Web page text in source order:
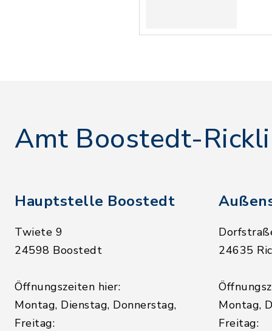
Amt Boostedt-
Hauptstelle Boostedt
Twiete 9
24598 Boostedt
Öffnungszeiten hier:
Montag, Dienstag, Donnerstag,
Freitag:
24635
Montag,
Freitag: